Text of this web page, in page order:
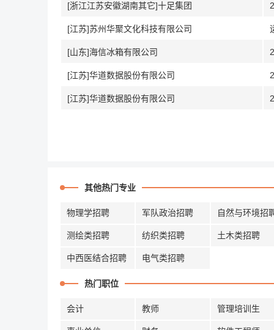
[浙江江苏安徽湖南其它]十足集团
[江苏]苏州华聚文化科技有限公司
[山东]海信冰箱有限公司
[江苏]华道数据股份有限公司
[江苏]华道数据股份有限公司
其他热门专业
物理学招聘 军队政治招聘 自然与环境招
测绘类招聘 纺织类招聘 土木类招聘
中西医结合招聘 电气类招聘
热门职位
会计 教师 管理培训生